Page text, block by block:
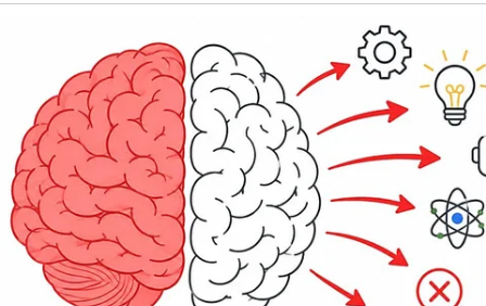
requerimentos permaneçam sem andamento por
longos períodos.
Caso a petição avance, ela passa por uma análise
jurídica e administrativa antes de eventual
apreciação pelos senadores. Na prática, o
procedimento é considerado complexo e
depende de forte articulação política.